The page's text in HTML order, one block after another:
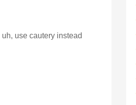
use cautery instead